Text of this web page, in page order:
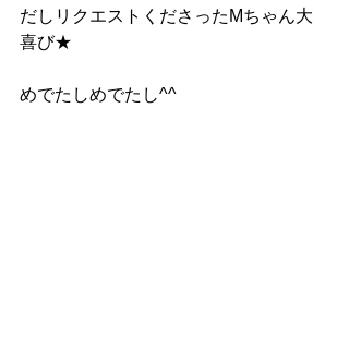
だしリクエストくださったMちゃん大
喜び★
めでたしめでたし^^